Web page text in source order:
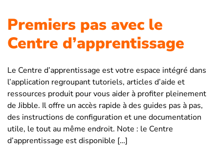
Premiers pas avec le
Centre d’apprentissage
Le Centre d’apprentissage est votre espace intégré dans
l’application regroupant tutoriels, articles d’aide et
ressources produit pour vous aider à profiter pleinement
de Jibble. Il offre un accès rapide à des guides pas à pas,
des instructions de configuration et une documentation
utile, le tout au même endroit. Note : le Centre
d’apprentissage est disponible […]